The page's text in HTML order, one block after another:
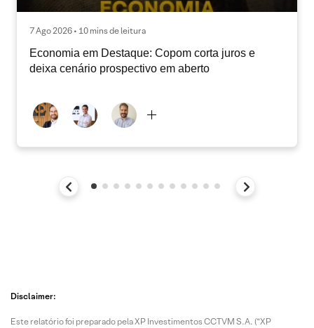
7 Ago 2026 • 10 mins de leitura
Economia em Destaque: Copom corta juros e
deixa cenário prospectivo em aberto
Disclaimer:
Este relatório foi preparado pela XP Investimentos CCTVM S.A. (“XP